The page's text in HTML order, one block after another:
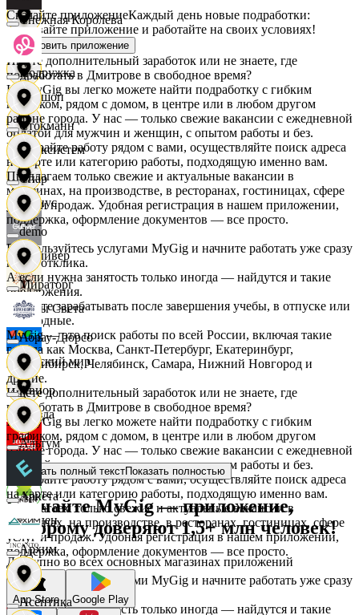
Вайнер
Ваншоп
Ворксистем
Гелиус
Гулливер
Дары Света
Детский мир
Звезда
Зельгрос
Зенден
Инканто
Снежная Королева
Подружка
Стокманн
Cпар
demo
Мираторг
Абрау-Дюрсо
Авиор
Альтум
Аркета
Архим
Асептика
Скачайте приложениеКаждый день новые подработки:
скачивайте приложение и работайте на своих условиях!
Установить приложение
Ищете дополнительный заработок или не знаете, где
подработать в Дмитрове в свободное время?
На MyGig вы легко можете найти подработку с гибким
графиком, рядом с домом, в центре или в любом другом
районе города. У нас — только свежие вакансии с ежедневной
оплатой для мужчин и женщин, с опытом работы и без.
Выбирайте работу рядом с вами, осуществляйте поиск адреса
на карте или категорию работы, подходящую именно вам.
Предлагаем только свежие и актуальные вакансии в
магазинах, на производстве, в ресторанах, гостиницах, сфере
услуг и продаж. Удобная регистрация в нашем приложении,
поддержка, оформление документов — все просто.
Воспользуйтесь услугами MyGig и начните работать уже сразу
после отклика.
А если нужна занятость только иногда — найдутся и такие
предложения.
Начните зарабатывать после завершения учебы, в отпуске или
в выходные.
MyGig — это поиск работы по всей России, включая такие
города как Москва, Санкт-Петербург, Екатеринбург,
Новосибирск, Челябинск, Самара, Нижний Новгород и
другие.
Ищете дополнительный заработок или не знаете, где
подработать в Дмитрове в свободное время?
На MyGig вы легко можете найти подработку с гибким
графиком, рядом с домом, в центре или в любом другом
районе города. У нас — только свежие вакансии с ежедневной
оплатой для мужчин и женщин, с опытом работы и без.
Выбирайте работу рядом с вами, осуществляйте поиск адреса
на карте или категорию работы, подходящую именно вам.
Предлагаем только свежие и актуальные вакансии в
магазинах, на производстве, в ресторанах, гостиницах, сфере
услуг и продаж. Удобная регистрация в нашем приложении,
поддержка, оформление документов — все просто.
Воспользуйтесь услугами MyGig и начните работать уже сразу
после отклика.
А если нужна занятость только иногда — найдутся и такие
Показать полный текстПоказать полностью
Скачайте MyGig — приложение,
которому доверяют 1,5+ млн человек!
Доступно во всех основных магазинах приложений
App Store Google Play